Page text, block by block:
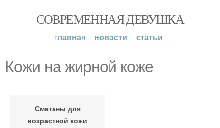
СОВРЕМЕННАЯ ДЕВУШКА
главная новости статьи
Кожи на жирной коже
Сметаны для
возрастной кожи